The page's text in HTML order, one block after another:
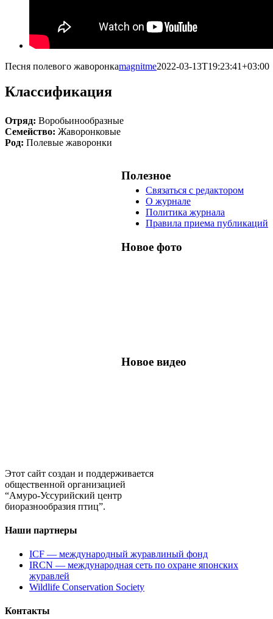
Песня полевого жаворонкаmagnitme2022-03-13T19:23:41+03:00
Классификация
Отряд: Воробьинообразные
Семейство: Жаворонковые
Род: Полевые жаворонки
Полезное
Связаться с редактором
О журнале
Политика журнала
Правила приема публикаций
Новое фото
Новое видео
Этот сайт создан и поддерживается
общественной организацией
“Амуро-Уссурийский центр
биоразнообразия птиц”.
Наши партнеры
ICF — международный журавлиный фонд
IRCN — международная сеть по охране японских
журавлей
Wildlife Conservation Society
Контакты